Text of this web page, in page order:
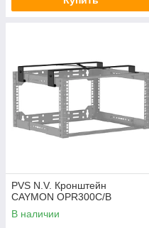
PVS N.V. Кронштейн
CAYMON OPR300C/B
В наличии